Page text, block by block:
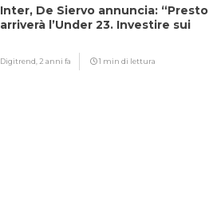
Inter, De Siervo annuncia: “Presto
arriverà l’Under 23. Investire sui
Digitrend,2 anni fa 1 min di lettura